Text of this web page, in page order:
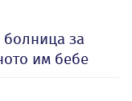
болница за
им бебе